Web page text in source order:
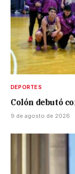
DEPORTES
Colón debutó
9 de agosto de 2026